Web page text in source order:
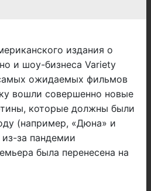
издания о
и шоу-бизнеса Variety
ожидаемых фильмов
вошли совершенно новые
которые должны были
(например, «Дюна» и
за пандемии
была перенесена на